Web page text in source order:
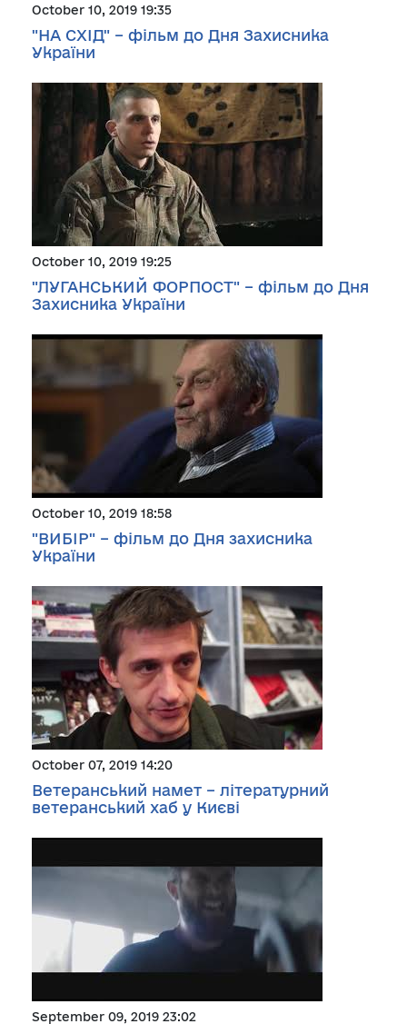
October 10, 2019 19:35
"НА СХІД" – фільм до Дня Захисника
України
October 10, 2019 19:25
"ЛУГАНСЬКИЙ ФОРПОСТ" – фільм до Дня
Захисника України
October 10, 2019 18:58
"ВИБІР" – фільм до Дня захисника
України
October 07, 2019 14:20
Ветеранський намет – літературний
ветеранський хаб у Києві
September 09, 2019 23:02